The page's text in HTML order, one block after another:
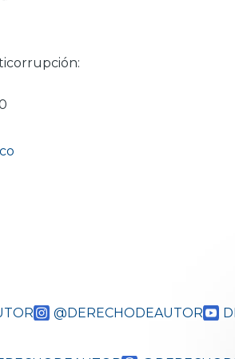
@DERECHODEAUTOR